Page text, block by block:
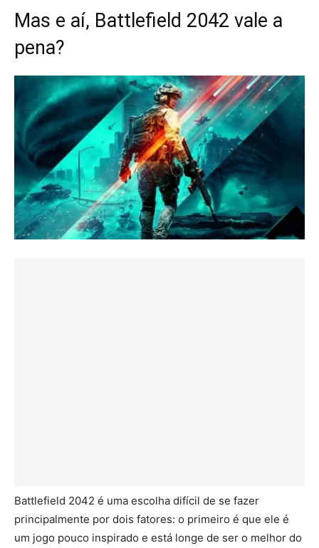
Mas e aí, Battlefield 2042 vale a
pena?
Battlefield 2042 é uma escolha difícil de se fazer
principalmente por dois fatores: o primeiro é que ele é
um jogo pouco inspirado e está longe de ser o melhor do